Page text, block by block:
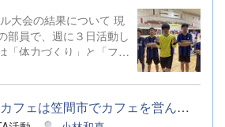
大会の結果について 現
部員で、週に３日活動し
「体力づくり」と「フッ
おいては、活動の始めに
を取り入れ、地道に持久
ました。 その成果もあ
今回のおしゃべりカフェは笠間市でカフェを営んでいるTamaC...